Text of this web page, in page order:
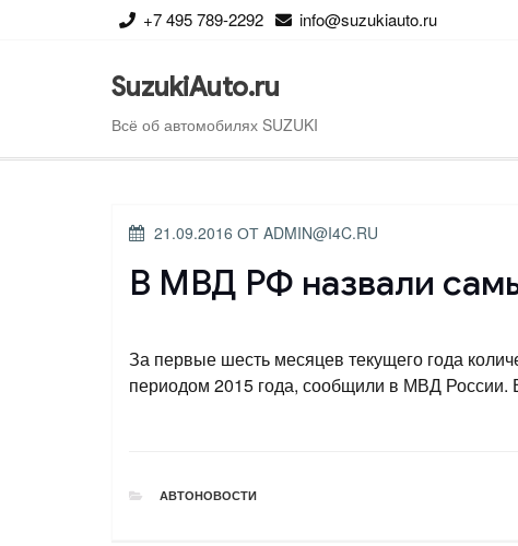
+7 495 789-2292 info@suzukiauto.ru
SuzukiAuto.ru
Всё об автомобилях SUZUKI
ОПУБЛИКОВАНО
21.09.2016 ОТ ADMIN@I4C.RU
В МВД РФ назвали
За первые шесть месяцев текущего года
периодом 2015 года, сообщили в МВД России.
РУБРИКИ
АВТОНОВОСТИ